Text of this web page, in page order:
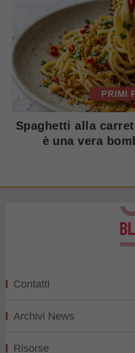
PRIMI
Spaghetti alla
è una vera
Contatti
Archivi News
Risorse